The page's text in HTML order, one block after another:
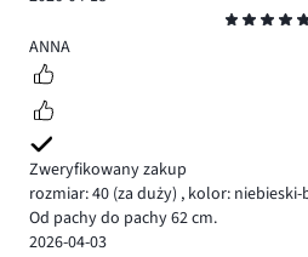
5
ANNA
Zweryfikowany zakup
rozmiar: 40 (za duży) , kolor: niebieski-
Od pachy do pachy 62 cm.
2026-04-03